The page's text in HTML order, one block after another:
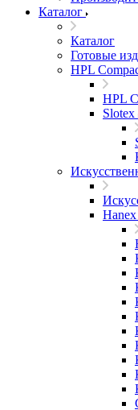
Каталог
Каталог
Готовые
HPL
HPL
Slotex
Hanex